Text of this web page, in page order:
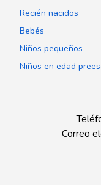
Recién nacidos
Bebés
Niños pequeños
Niños en edad
Correo